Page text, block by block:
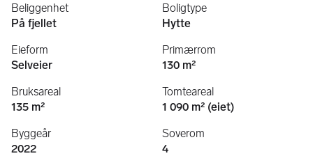
Beliggenhet
På fjellet
Boligtype
Hytte
Eieform
Selveier
Primærrom
130 m²
Bruksareal
135 m²
Tomteareal
1 090 m² (eiet)
Byggeår
2022
Soverom
4